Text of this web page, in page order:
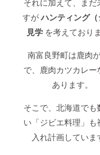
すがハンティング（
見学 を考えており
南富良野町は鹿肉
で、鹿肉カツカレー
あります。
そこで、北海道でも
い「ジビエ料理」も
入れ計画していま